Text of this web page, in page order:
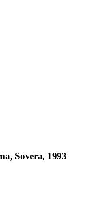
Sovera, 1993